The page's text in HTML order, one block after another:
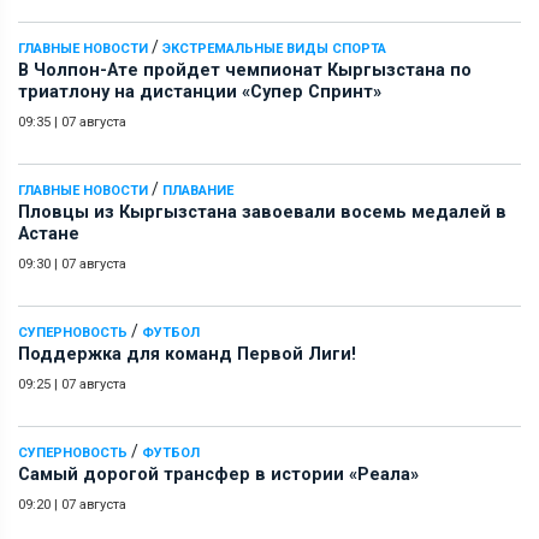
ГЛАВНЫЕ НОВОСТИ / ЭКСТРЕМАЛЬНЫЕ ВИДЫ СПОРТА
В Чолпон-Ате пройдет чемпионат Кыргызстана по
триатлону на дистанции «Супер Спринт»
09:35 | 07 августа
ГЛАВНЫЕ НОВОСТИ / ПЛАВАНИЕ
Пловцы из Кыргызстана завоевали восемь медалей в
Астане
09:30 | 07 августа
СУПЕРНОВОСТЬ / ФУТБОЛ
Поддержка для команд Первой Лиги!
09:25 | 07 августа
СУПЕРНОВОСТЬ / ФУТБОЛ
Самый дорогой трансфер в истории «Реала»
09:20 | 07 августа